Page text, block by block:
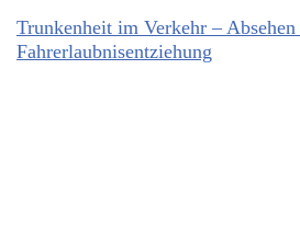
Trunkenheit im Verkehr –
Fahrerlaubnisentziehung